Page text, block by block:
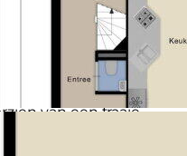
meterkast,
en fonteintje
Sfeervolle en
van een fraaie
De grote schuifpui
daartoe is tevens